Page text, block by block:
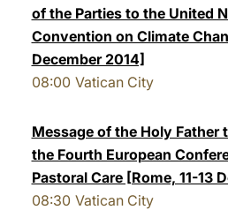
of the Parties to the United
Convention on Climate
December 2014]
08:00 Vatican City
Message of the Holy Father
the Fourth European
Pastoral Care [Rome, 11-13
08:30 Vatican City